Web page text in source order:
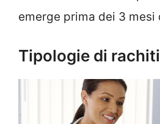
emerge prima dei 3 mesi
Tipologie di